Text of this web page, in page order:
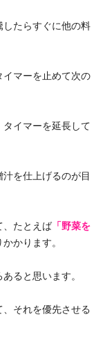
したらすぐに他の料
イマーを止めて次の
イマーを延長して
を仕上げるのが目
、たとえば 「野菜を
かります。
ると思います。
、それを優先させる